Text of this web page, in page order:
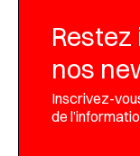
nos
Inscrivez-
de